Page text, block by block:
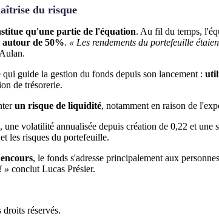
du risque
qu'une partie de l'équation. Au fil du temps,
autour de 50%. « Les rendements du portefeuille
guide la gestion du fonds depuis son lancement :
de trésorerie.
un risque de liquidité, notamment en raison de
volatilité annualisée depuis création de 0,22 et
les risques du portefeuille.
, le fonds s'adresse principalement aux
» conclut Lucas Présier.
réservés.